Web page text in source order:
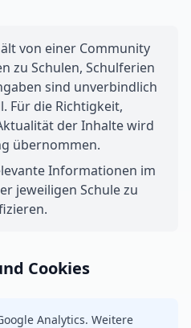
von einer Community
zu Schulen, Schulferien
sind unverbindlich
Für die Richtigkeit,
der Inhalte wird
übernommen.
Informationen im
jeweiligen Schule zu
Cookies
Analytics. Weitere